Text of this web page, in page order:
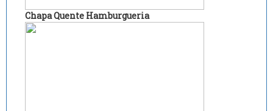
Chapa Quente Hamburgueria